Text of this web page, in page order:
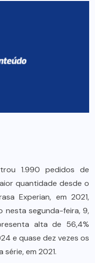
1.990 pedidos de
quantidade desde o
Experian, em 2021,
nesta segunda-feira, 9,
alta de 56,4%
e quase dez vezes os
em 2021.